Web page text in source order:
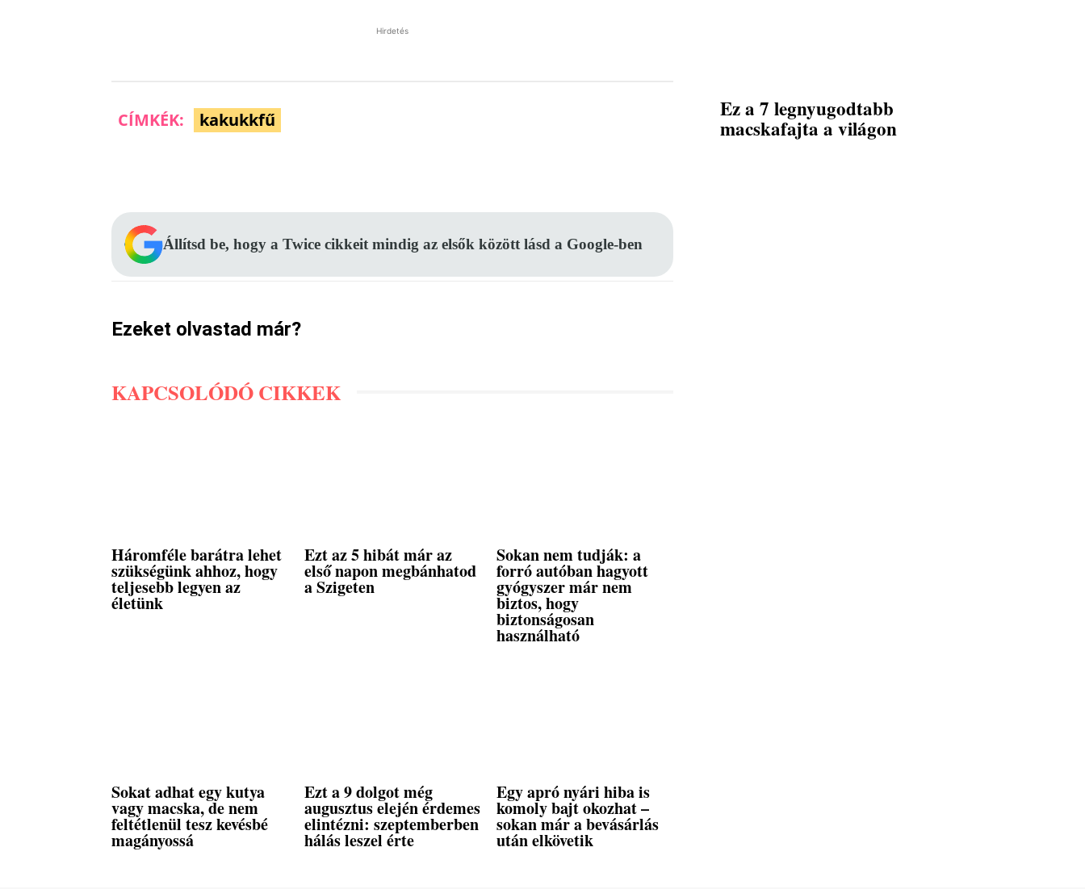
Hirdetés
CÍMKÉK: kakukkfű
Állítsd be, hogy a Twice cikkeit mindig az elsők között lásd a Google-ben
Ezeket olvastad már?
KAPCSOLÓDÓ CIKKEK
Háromféle barátra lehet
szükségünk ahhoz, hogy
teljesebb legyen az
életünk
Ezt az 5 hibát már az
első napon megbánhatod
a Szigeten
Sokan nem tudják: a
forró autóban hagyott
gyógyszer már nem
biztos, hogy
biztonságosan
használható
Sokat adhat egy kutya
vagy macska, de nem
feltétlenül tesz kevésbé
magányossá
Ezt a 9 dolgot még
augusztus elején érdemes
elintézni: szeptemberben
hálás leszel érte
Egy apró nyári hiba is
komoly bajt okozhat –
sokan már a bevásárlás
után elkövetik
Ez a 7 legnyugodtabb
macskafajta a világon